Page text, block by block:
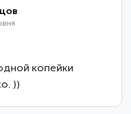
копейки
))